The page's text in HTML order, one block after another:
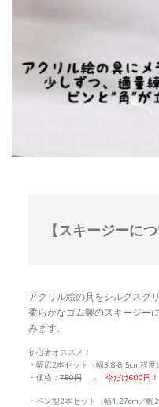
【スキージーにつ
アクリル絵の具をシルクスク
柔らかなゴム製のスキージー
みます。
初心者オススメ！
・幅広2本セット（幅3.8-8.5cm程度）
・価格： 750円 → 今だけ600円！
・ペン型2本セット（幅1.27cm／幅